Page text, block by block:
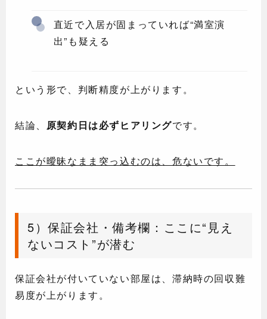
直近で入居が固まっていれば“満室演
出”も疑える
という形で、判断精度が上がります。
結論、 原契約日は必ずヒアリングです。
ここが曖昧なまま突っ込むのは、危ないです。
5）保証会社・備考欄：ここに“見え
ないコスト”が潜む
保証会社が付いていない部屋は、滞納時の回収難
易度が上がります。